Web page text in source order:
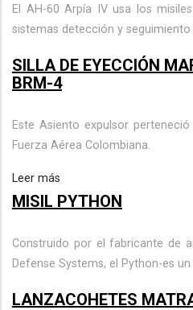
El AH-60 Arpía IV usa los
sistemas detección y seguimiento
SILLA DE EYECCIÓN
BRM-4
Este Asiento expulsor
Fuerza Aérea Colombiana.
Leer más
MISIL PYTHON
Construido por el fabricante de
Defense Systems, el Python-es
LANZACOHETES